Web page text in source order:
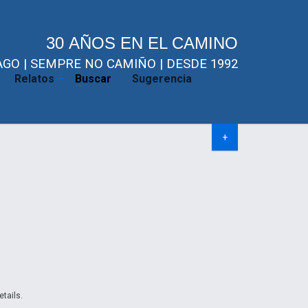
30 AÑOS EN EL CAMINO
| SEMPRE NO CAMIÑO | DESDE 1992
Relatos Buscar Sugerencia
+